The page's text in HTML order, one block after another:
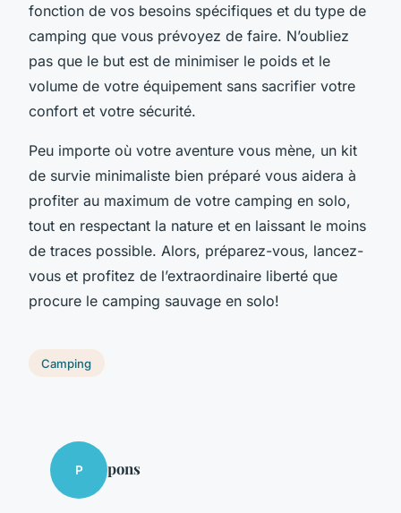
fonction de vos besoins spécifiques et du type de
camping que vous prévoyez de faire. N’oubliez
pas que le but est de minimiser le poids et le
volume de votre équipement sans sacrifier votre
confort et votre sécurité.
Peu importe où votre aventure vous mène, un kit
de survie minimaliste bien préparé vous aidera à
profiter au maximum de votre camping en solo,
tout en respectant la nature et en laissant le moins
de traces possible. Alors, préparez-vous, lancez-
vous et profitez de l’extraordinaire liberté que
procure le camping sauvage en solo!
Camping
P pons